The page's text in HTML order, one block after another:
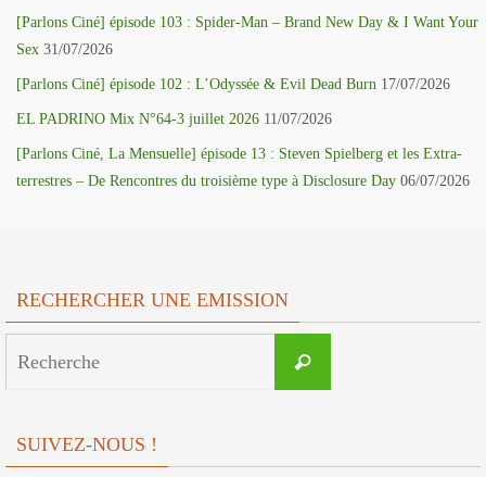
[Parlons Ciné] épisode 103 : Spider-Man – Brand New Day & I Want Your
Sex 31/07/2026
[Parlons Ciné] épisode 102 : L’Odyssée & Evil Dead Burn 17/07/2026
EL PADRINO Mix N°64-3 juillet 2026 11/07/2026
[Parlons Ciné, La Mensuelle] épisode 13 : Steven Spielberg et les Extra-
terrestres – De Rencontres du troisième type à Disclosure Day 06/07/2026
RECHERCHER UNE EMISSION
Recherche
SUIVEZ-NOUS !